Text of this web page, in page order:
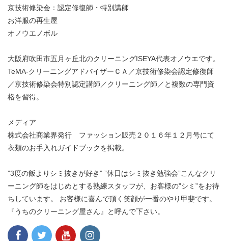
京技術修染会：認定修復師・特別講師
お洋服の再生屋
オノウエノボル
大阪府吹田市五月ヶ丘北のクリーニングISEYA代表オノウエです。
TeMA-クリーニングアドバイザーＣＡ／京技術修染会認定修復師
／京技術修染会特別認定講師／クリーニング師／と複数の専門資
格を習得。
メディア
株式会社商業界発行 ファッション販売２０１６年１２月号にて
衣類のお手入れガイドブックを掲載。
”3度の飯よりシミ抜きが好き” ”休日はシミ抜き勉強会”こんなクリ
ーニング師をはじめとする熟練スタッフが、お客様の”シミ”をお待
ちしています。 お客様に喜んで頂く笑顔が一番のやり甲斐です。
『うちのクリーニング屋さん』と呼んで下さい。